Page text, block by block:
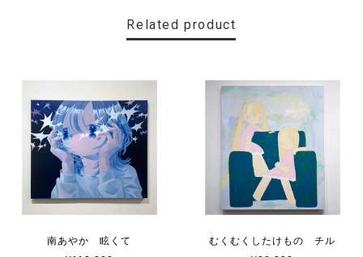
Related product
南あやか 眩くて
むくむくしたけもの チル